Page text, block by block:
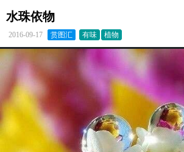
水珠依物
2016-09-17 赏图汇 有味 植物